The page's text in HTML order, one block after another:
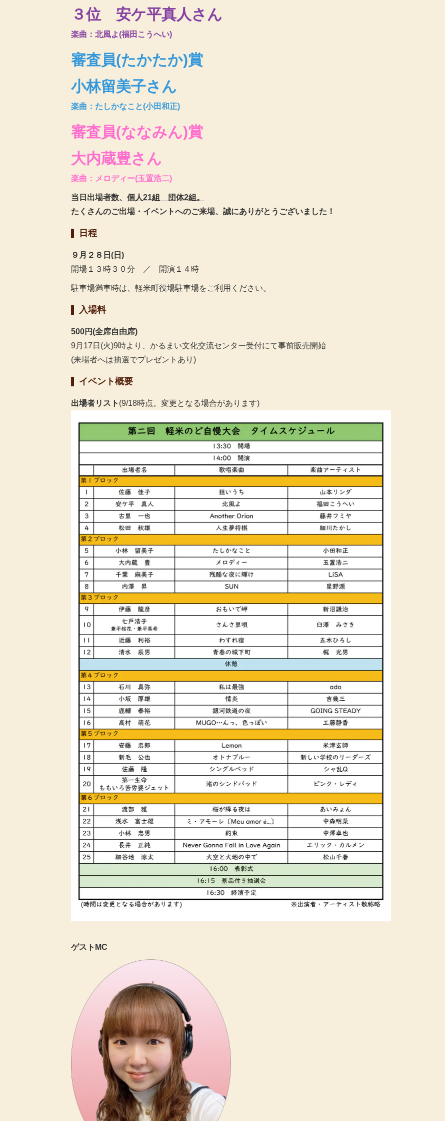
３位 安ケ平真人さん
楽曲：北風よ(福田こうへい)
審査員(たかたか)賞
小林留美子さん
楽曲：たしかなこと(小田和正)
審査員(ななみん)賞
大内蔵豊さん
楽曲：メロディー(玉置浩二)
当日出場者数、 個人21組 団体2組。
たくさんのご出場・イベントへのご来場、誠にありがとうございました！
日程
９月２８日(日)
開場１３時３０分 ／ 開演１４時
駐車場満車時は、軽米町役場駐車場をご利用ください。
入場料
500円(全席自由席)
9月17日(火)9時より、かるまい文化交流センター受付にて事前販売開始
(来場者へは抽選でプレゼントあり)
イベント概要
出場者リスト (9/18時点。変更となる場合があります)
ゲストMC